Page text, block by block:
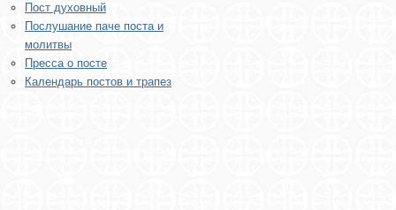
Пост духовный
Послушание паче поста и
молитвы
Пресса о посте
Календарь постов и трапез